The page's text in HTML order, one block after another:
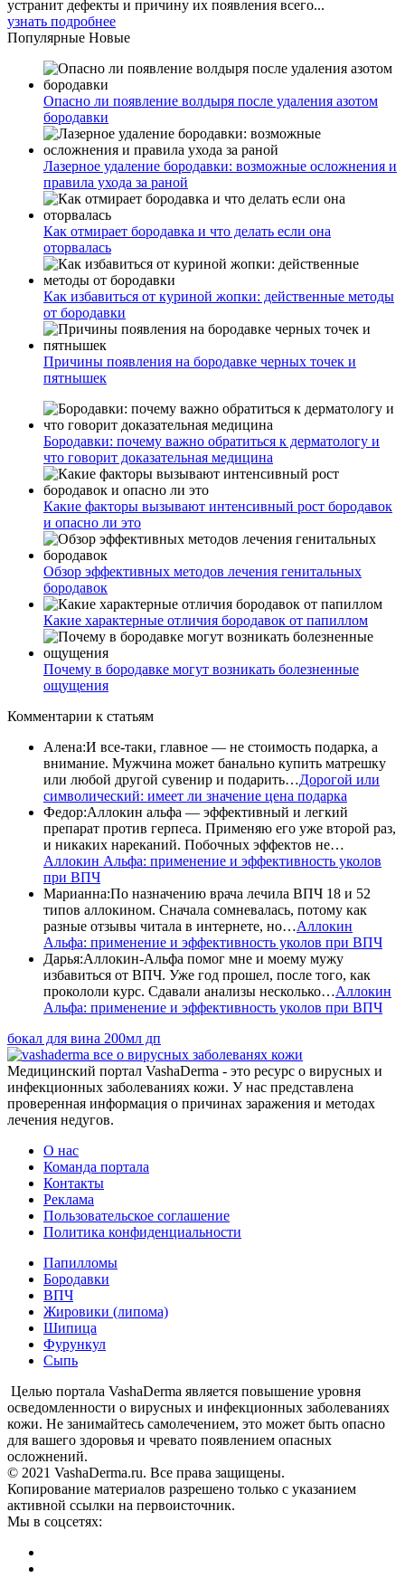
устранит дефекты и причину их появления всего...
узнать подробнее
Популярные Новые
Опасно ли появление волдыря после удаления азотом
бородавки
Лазерное удаление бородавки: возможные осложнения и
правила ухода за раной
Как отмирает бородавка и что делать если она
оторвалась
Как избавиться от куриной жопки: действенные методы
от бородавки
Причины появления на бородавке черных точек и
пятнышек
Бородавки: почему важно обратиться к дерматологу и
что говорит доказательная медицина
Какие факторы вызывают интенсивный рост бородавок
и опасно ли это
Обзор эффективных методов лечения генитальных
бородавок
Какие характерные отличия бородавок от папиллом
Почему в бородавке могут возникать болезненные
ощущения
Комментарии к статьям
Алена:И все-таки, главное — не стоимость подарка, а
внимание. Мужчина может банально купить матрешку
или любой другой сувенир и подарить…Дорогой или
символический: имеет ли значение цена подарка
Федор:Аллокин альфа — эффективный и легкий
препарат против герпеса. Применяю его уже второй раз,
и никаких нареканий. Побочных эффектов не…
Аллокин Альфа: применение и эффективность уколов
при ВПЧ
Марианна:По назначению врача лечила ВПЧ 18 и 52
типов аллокином. Сначала сомневалась, потому как
разные отзывы читала в интернете, но…Аллокин
Альфа: применение и эффективность уколов при ВПЧ
Дарья:Аллокин-Альфа помог мне и моему мужу
избавиться от ВПЧ. Уже год прошел, после того, как
прокололи курс. Сдавали анализы несколько…Аллокин
Альфа: применение и эффективность уколов при ВПЧ
бокал для вина 200мл дп
все о вирусных заболеванях кожи
Медицинский портал VashaDerma - это ресурс о вирусных и
инфекционных заболеваниях кожи. У нас представлена
проверенная информация о причинах заражения и методах
лечения недугов.
О нас
Команда портала
Контакты
Реклама
Пользовательское соглашение
Политика конфиденциальности
Папилломы
Бородавки
ВПЧ
Жировики (липома)
Шипица
Фурункул
Сыпь
Целью портала VashaDerma является повышение уровня
осведомленности о вирусных и инфекционных заболеваниях
кожи. Не занимайтесь самолечением, это может быть опасно
для вашего здоровья и чревато появлением опасных
осложнений.
© 2021 VashaDerma.ru. Все права защищены.
Копирование материалов разрешено только с указанием
активной ссылки на первоисточник.
Мы в соцсетях: